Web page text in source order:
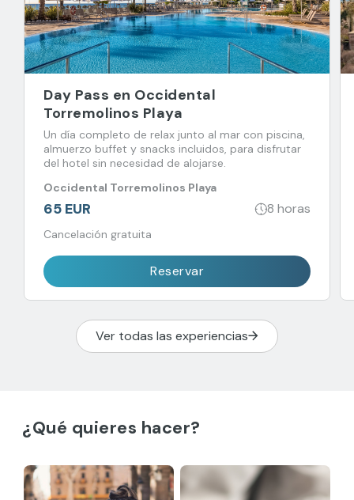
Day Pass en Occidental
Torremolinos Playa
Un día completo de relax junto al mar con piscina,
almuerzo buffet y snacks incluidos, para disfrutar
del hotel sin necesidad de alojarse.
Occidental Torremolinos Playa
65 EUR 8 horas
Cancelación gratuita
Reservar
Ver todas las experiencias
¿Qué quieres hacer?